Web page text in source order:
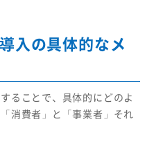
入の具体的なメ
ることで、具体的にどのよ
消費者」と「事業者」それ